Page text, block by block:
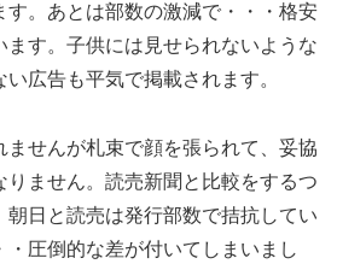
す。あとは部数の激減で・・・格安
ます。子供には見せられないような
広告も平気で掲載されます。
ませんが札束で顔を張られて、妥協
りません。読売新聞と比較をするつ
朝日と読売は発行部数で拮抗してい
・圧倒的な差が付いてしまいまし